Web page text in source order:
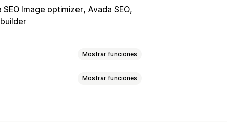
SEO Image optimizer Avada SEO
Mostrar funciones
Mostrar funciones